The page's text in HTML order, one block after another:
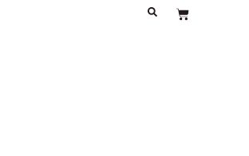
Panier